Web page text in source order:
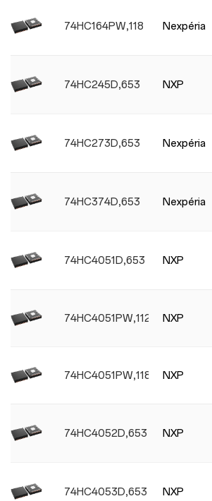
74HC164PW,118 Nexpéria
74HC245D,653 NXP
74HC273D,653 Nexpéria
74HC374D,653 Nexpéria
74HC4051D,653 NXP
74HC4051PW,112 NXP
74HC4051PW,118 NXP
74HC4052D,653 NXP
74HC4053D,653 NXP